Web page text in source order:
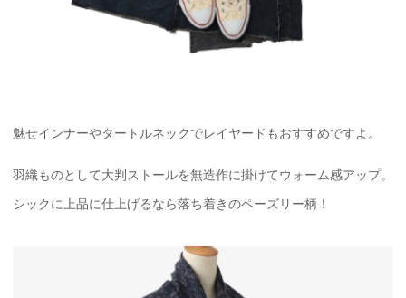
魅せインナーやタートルネックでレイヤードもおすすめですよ。
羽織ものとして大判ストールを無造作に掛けてウォーム感アップ。
シックに上品に仕上げるなら落ち着きのペーズリー柄！